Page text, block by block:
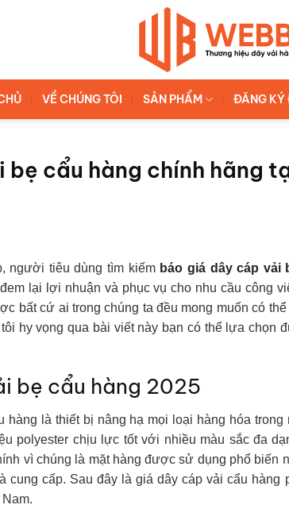
VỀ CHÚNG TÔI SẢN PHẨM ĐĂNG KÝ
cẩu hàng chính hãng
người tiêu dùng tìm kiếm báo giá dây cáp vải
lại lợi nhuận và phục vụ cho nhu cầu công
bất cứ ai trong chúng ta đều mong muốn có
hy vọng qua bài viết này bạn có thể lựa chọn
bẹ cẩu hàng 2025
hàng là thiết bị nâng hạ mọi loại hàng hóa
polyester chịu lực tốt với nhiều màu sắc đa
vì chúng là mặt hàng được sử dụng phổ biến
cung cấp. Sau đây là giá dây cáp vải cẩu